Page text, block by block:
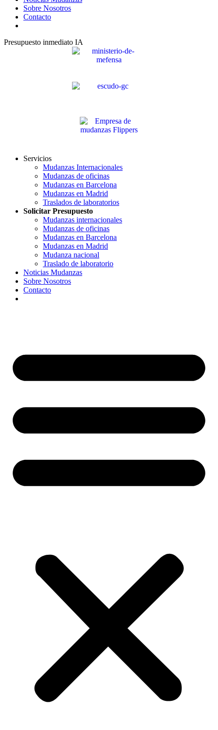
Sobre Nosotros
Contacto
Presupuesto inmediato IA
Servicios
Mudanzas Internacionales
Mudanzas de oficinas
Mudanzas en Barcelona
Mudanzas en Madrid
Traslados de laboratorios
Solicitar Presupuesto
Mudanzas internacionales
Mudanzas de oficinas
Mudanzas en Barcelona
Mudanzas en Madrid
Mudanza nacional
Traslado de laboratorio
Noticias Mudanzas
Sobre Nosotros
Contacto